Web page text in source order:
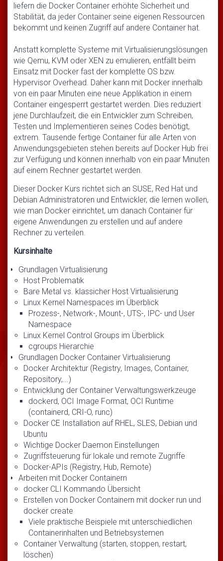
liefern die Docker Container erhöhte Sicherheit und
Stabilität, da jeder Container seine eigenen Ressourcen
bekommt und keinen Zugriff auf andere Container hat.
Anstatt komplette Systeme mit Virtualisierungslösungen
wie Qemu, KVM oder XEN zu emulieren, entfällt beim
Einsatz mit Docker fast der komplette OS bzw.
Hypervisor Overhead. Daher kann mit Docker innerhalb
von ein paar Minuten eine neue Applikation in einem
Container eingesperrt gestartet werden. Dies reduziert
jene Durchlaufzeit, die ein Entwickler zum Schreiben,
Testen und Implementieren seines Codes benötigt,
extrem. Tausende fertige Container für alle Arten von
Anwendungsgebieten stehen bereits auf Docker Hub frei
zur Verfügung und können innerhalb von ein paar Minuten
auf einem Rechner gestartet werden.
Dieser Docker Kurs richtet sich an SUSE, Red Hat und
Debian Administratoren und Entwickler, die lernen wollen,
wie man Docker einrichtet, um danach Container für
eigene Anwendungen zu erstellen und auf andere
Rechner zu verteilen.
Kursinhalte
Grundlagen Virtualisierung
Host Problematik
Bare Metal vs. klassicher Host Virtualisierung
Linux Kernel Namespaces im Überblick
Prozess-, Network-, Mount-, UTS-, IPC- und User
Namespace
Linux Kernel Control Groups im Überblick
cgroups Hierarchie
Grundlagen Docker Container Virtualisierung
Docker Architektur (Registry, Images, Container,
Repository,...)
Entwicklung der Container Verwaltungswerkzeuge
dockerd, OCI Image Format, OCI Runtime
(containerd, CRI-O, runc)
Docker CE Installation auf RHEL, SLES, Debian und
Ubuntu
Wichtige Docker Daemon Einstellungen
Zugriffsteuerung für lokale und remote Zugriffe
Docker-APIs (Registry, Hub, Remote)
Arbeiten mit Docker Containern
docker CLI Kommando Übersicht
Erstellen von Docker Containern mit docker run und
docker create
Viele praktische Beispiele mit unterschiedlichen
Containerinhalten und Betriebsystemen
Container Verwaltung (starten, stoppen, restart,
löschen)